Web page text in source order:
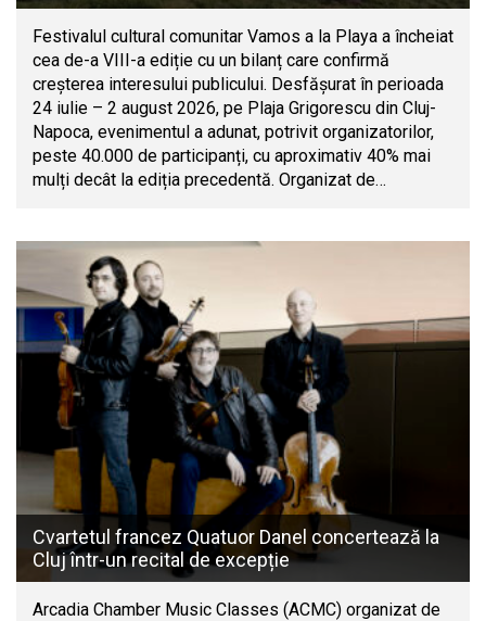
Festivalul cultural comunitar Vamos a la Playa a încheiat
cea de-a VIII-a ediție cu un bilanț care confirmă
creșterea interesului publicului. Desfășurat în perioada
24 iulie – 2 august 2026, pe Plaja Grigorescu din Cluj-
Napoca, evenimentul a adunat, potrivit organizatorilor,
peste 40.000 de participanți, cu aproximativ 40% mai
mulți decât la ediția precedentă. Organizat de…
Cvartetul francez Quatuor Danel concertează la
Cluj într-un recital de excepție
Arcadia Chamber Music Classes (ACMC) organizat de